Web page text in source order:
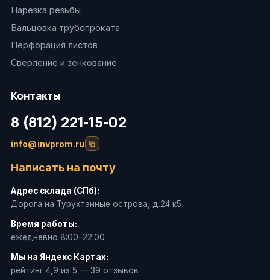
Нарезка резьбы
Вальцовка трубопроката
Перфорация листов
Сверление и зенкование
Контакты
8 (812) 221-15-02
info@invprom.ru
Написать на почту
Адрес склада (СПб):
Дорога на Турухтанные острова, д.24 к5
Время работы:
ежедневно 8:00–22:00
Мы на Яндекс Картах:
рейтинг 4,9 из 5 — 39 отзывов